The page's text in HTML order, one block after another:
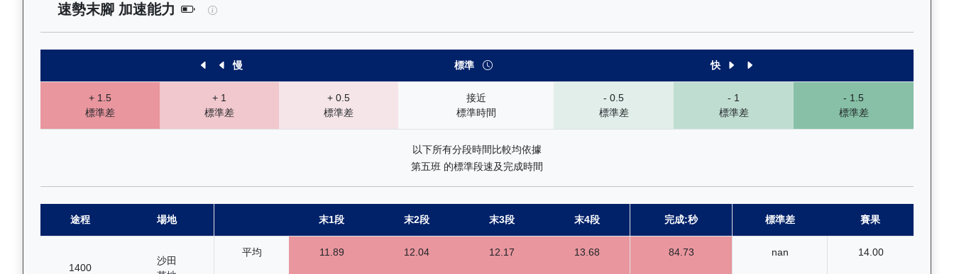
速勢末腳 加速能力 天火同心（J259）— 速勢末腳加速能力分析：查看馬匹在各途程和場地的詳細分段時間（末1段至末4段），以
慢 標準 快
+ 1.5
標準差
+ 1
標準差
+ 0.5
標準差
接近
標準時間
- 0.5
標準差
- 1
標準差
- 1.5
標準差
以下所有分段時間比較均依據
第五班 的標準段速及完成時間
途程 場地 末1段 末2段 末3段 末4段 完成:秒 標準差 賽果
1400
沙田
平均 11.89 12.04 12.17 13.68 84.73 nan 14.00